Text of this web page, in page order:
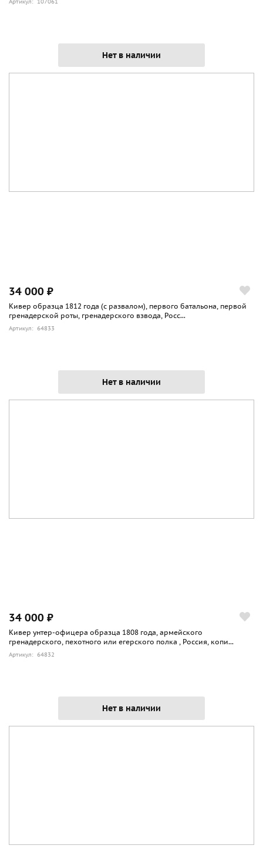
Артикул: 107061
Нет в наличии
34 000 ₽
Кивер образца 1812 года (с развалом), первого батальона, первой
гренадерской роты, гренадерского взвода, Росс...
Артикул: 64833
Нет в наличии
34 000 ₽
Кивер унтер-офицера образца 1808 года, армейского
гренадерского, пехотного или егерского полка , Россия, копи...
Артикул: 64832
Нет в наличии